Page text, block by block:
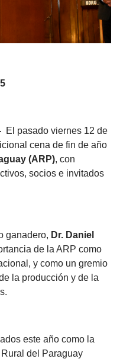
El pasado viernes 12 de
cena de fin de año
(ARP), con
socios e invitados
ganadero, Dr. Daniel
de la ARP como
y como un gremio
la producción y de la
este año como la
del Paraguay